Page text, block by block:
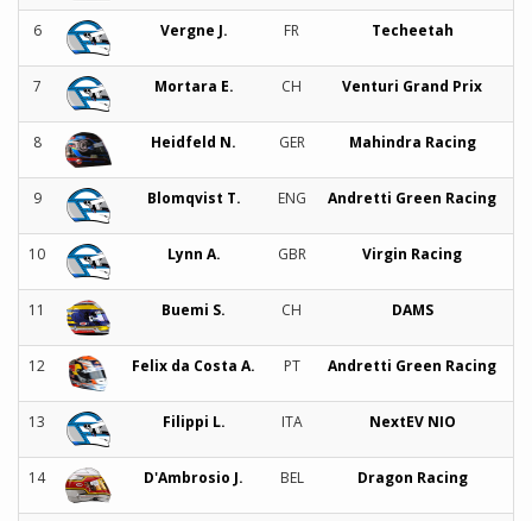
6 Vergne J. FR Techeetah
7 Mortara E. CH Venturi Grand Prix
8 Heidfeld N. GER Mahindra Racing
9 Blomqvist T. ENG Andretti Green Racing
10 Lynn A. GBR Virgin Racing
11 Buemi S. CH DAMS
12 Felix da Costa A. PT Andretti Green Racing
13 Filippi L. ITA NextEV NIO
14 D'Ambrosio J. BEL Dragon Racing